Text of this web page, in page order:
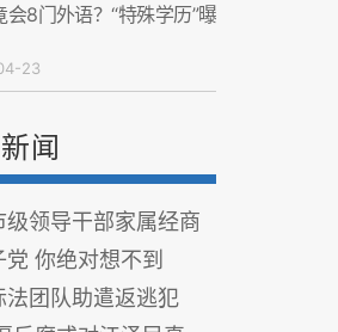
会8门外语？“特殊学历”曝
23
闻
领导干部家属经商
你绝对想不到
团队助遣返逃犯